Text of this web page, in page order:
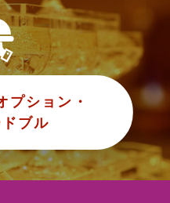
プション・
ブル